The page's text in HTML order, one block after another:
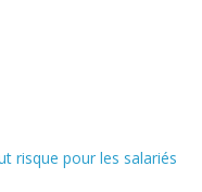
risque pour les salariés